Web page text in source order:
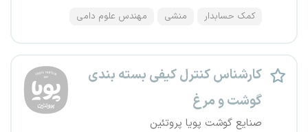
کمک حسابدار منشی مهندس علوم دامی
کارشناس کنترل کیفی بسته بندی
گوشت و مرغ
صنایع گوشت پویا پروتئین